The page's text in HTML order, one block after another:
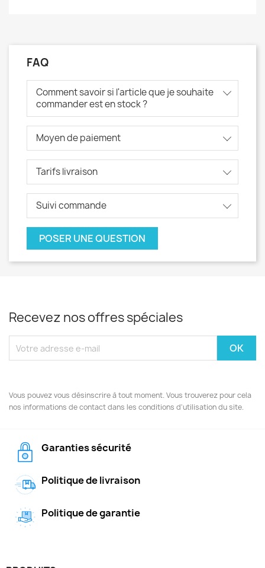
FAQ
Comment savoir si l'article que je souhaite
commander est en stock ?
Moyen de paiement
Tarifs livraison
Suivi commande
POSER UNE QUESTION
Recevez nos offres spéciales
Vous pouvez vous désinscrire à tout moment. Vous trouverez pour cela
nos informations de contact dans les conditions d'utilisation du site.
Garanties sécurité
Politique de livraison
Politique de garantie